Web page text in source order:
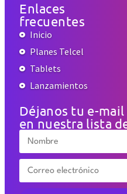
Enlaces
frecuentes
Inicio
Planes Telcel
Tablets
Lanzamientos
Déjanos tu e-
en nuestra lista